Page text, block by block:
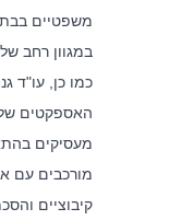
משפטיים
במגוון רחב
כמו כן, עו"ד
האספקטים של
מעסיקים
מורכבים עם
קיבוציים
אחריות על השכר
את עצמכם מחדש
העסקת בני נוער